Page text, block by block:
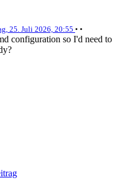
25. Juli 2026, 20:55 • •
configuration so I'd need to